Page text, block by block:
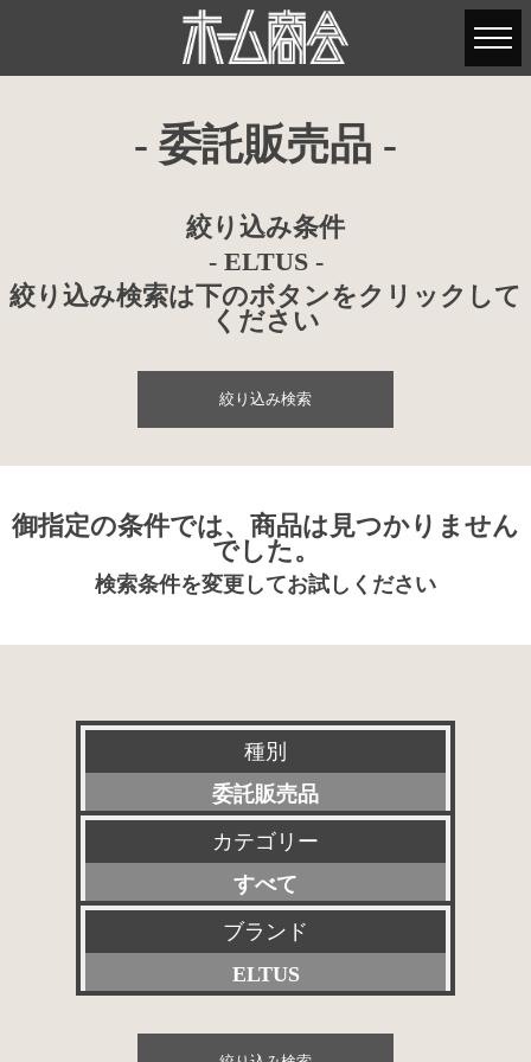
- 委託販売品 -
絞り込み条件
- ELTUS -
絞り込み検索は下のボタンをクリックして
ください
絞り込み検索
御指定の条件では、商品は見つかりません
でした。
検索条件を変更してお試しください
種別
委託販売品
新品
特選アクセサリー
特価品
その他委託販売品
カテゴリー
すべて
プリアンプ
パワーアンプ
プリメインアンプ
ブランド
ELTUS